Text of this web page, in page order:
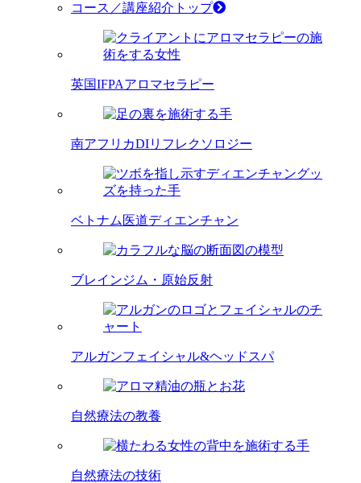
コース／講座紹介トップ
英国IFPAアロマセラピー
南アフリカDIリフレクソロジー
ベトナム医道ディエンチャン
ブレインジム・原始反射
アルガンフェイシャル&ヘッドスパ
自然療法の教養
自然療法の技術